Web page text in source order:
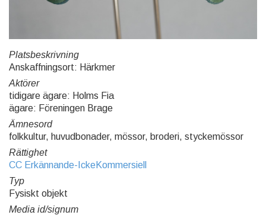
Platsbeskrivning
Anskaffningsort: Härkmer
Aktörer
tidigare ägare: Holms Fia
ägare: Föreningen Brage
Ämnesord
folkkultur, huvudbonader, mössor, broderi, styckemössor
Rättighet
CC Erkännande-IckeKommersiell
Typ
Fysiskt objekt
Media id/signum